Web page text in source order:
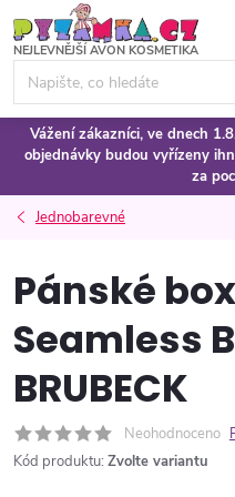
na
obsah
Vážení zákazníci, ve dnech
objednávky budou vyřízeny
za
Jednobarevné
Pánské
Seamless
BRUBECK
Neohodnoceno
Kód produktu: Zvolte variantu